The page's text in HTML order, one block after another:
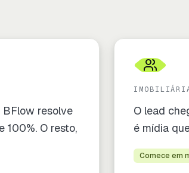
BFlow resolve
100%. O resto,
IMOBILIÁRIA
O lead
é mídia
Comece em